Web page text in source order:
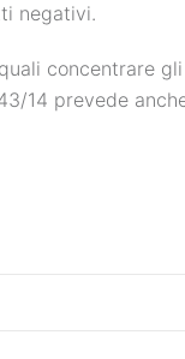
negativi.
concentrare
14 prevede